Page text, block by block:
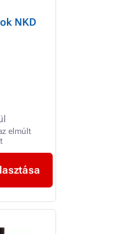
NKD
elmúlt